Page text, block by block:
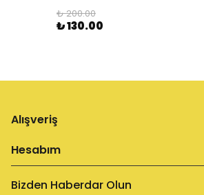
₺ 200.00
₺ 130.00
Alışveriş
Hesabım
Bizden Haberdar Olun